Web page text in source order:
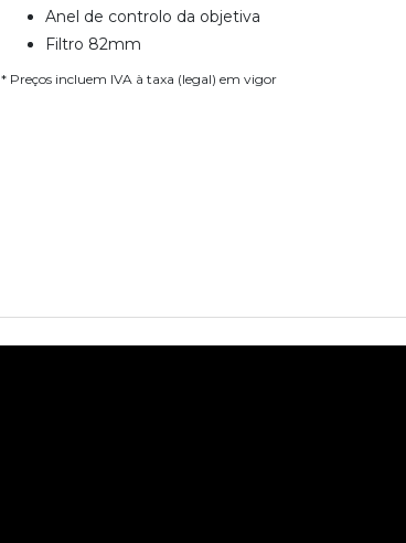
Anel de controlo da objetiva
Filtro 82mm
* Preços incluem IVA à taxa (legal) em vigor